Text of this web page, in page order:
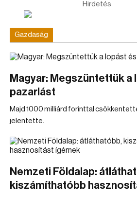
Hirdetés
Gazdaság
Magyar: Megszüntettük a
pazarlást
Majd 1000 milliárd forinttal
jelentette.
Nemzeti Földalap:
kiszámíthatóbb